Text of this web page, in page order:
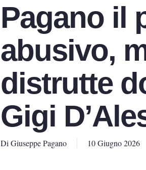
Pagano il
abusivo,
distrutte
Gigi
Di Giuseppe Pagano 10 Giugno 2026